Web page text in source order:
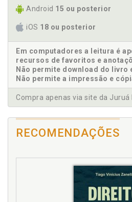
Android 15 ou posterior
iOS 18 ou posterior
Em computadores a leitura é
recursos de favoritos e
Não permite download do livro
Não permite a impressão e
Compra apenas via site da Juruá
RECOMENDAÇÕES